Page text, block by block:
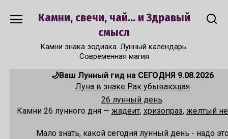
Камни, свечи, чай... и Здравый
смысл
Камни знака зодиака. Лунный календарь.
Современная магия
🌙Ваш Лунный гид на СЕГОДНЯ 9.08.2026
Луна в знаке Рак убывающая
26 лунный день.
Камни 26 лунного дня — жадеит, хризопраз, желтый
Мало знать, какой сегодня лунный день - надо